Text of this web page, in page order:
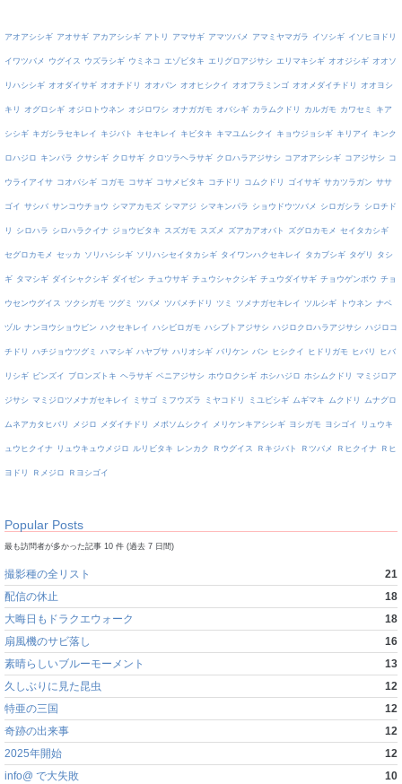
アオアシシギ アオサギ アカアシシギ アトリ アマサギ アマツバメ アマミヤマガラ イソシギ イソヒヨドリ
イワツバメ ウグイス ウズラシギ ウミネコ エゾビタキ エリグロアジサシ エリマキシギ オオジシギ オオソ
リハシシギ オオダイサギ オオチドリ オオバン オオヒシクイ オオフラミンゴ オオメダイチドリ オオヨシ
キリ オグロシギ オジロトウネン オジロワシ オナガガモ オバシギ カラムクドリ カルガモ カワセミ キア
シシギ キガシラセキレイ キジバト キセキレイ キビタキ キマユムシクイ キョウジョシギ キリアイ キンク
ロハジロ キンパラ クサシギ クロサギ クロツラヘラサギ クロハラアジサシ コアオアシシギ コアジサシ コ
ウライアイサ コオバシギ コガモ コサギ コサメビタキ コチドリ コムクドリ ゴイサギ サカツラガン ササ
ゴイ サシバ サンコウチョウ シマアカモズ シマアジ シマキンパラ ショウドウツバメ シロガシラ シロチド
リ シロハラ シロハラクイナ ジョウビタキ スズガモ スズメ ズアカアオバト ズグロカモメ セイタカシギ
セグロカモメ セッカ ソリハシシギ ソリハシセイタカシギ タイワンハクセキレイ タカブシギ タゲリ タシ
ギ タマシギ ダイシャクシギ ダイゼン チュウサギ チュウシャクシギ チュウダイサギ チョウゲンボウ チョ
ウセンウグイス ツクシガモ ツグミ ツバメ ツバメチドリ ツミ ツメナガセキレイ ツルシギ トウネン ナベ
ヅル ナンヨウショウビン ハクセキレイ ハシビロガモ ハシブトアジサシ ハジロクロハラアジサシ ハジロコ
チドリ ハチジョウツグミ ハマシギ ハヤブサ ハリオシギ バリケン バン ヒシクイ ヒドリガモ ヒバリ ヒバ
リシギ ビンズイ ブロンズトキ ヘラサギ ベニアジサシ ホウロクシギ ホシハジロ ホシムクドリ マミジロア
ジサシ マミジロツメナガセキレイ ミサゴ ミフウズラ ミヤコドリ ミユビシギ ムギマキ ムクドリ ムナグロ
ムネアカタヒバリ メジロ メダイチドリ メボソムシクイ メリケンキアシシギ ヨシガモ ヨシゴイ リュウキ
ュウヒクイナ リュウキュウメジロ ルリビタキ レンカク Ｒウグイス Ｒキジバト Ｒツバメ Ｒヒクイナ Ｒヒ
ヨドリ Ｒメジロ Ｒヨシゴイ
Popular Posts
最も訪問者が多かった記事 10 件 (過去 7 日間)
撮影種の全リスト
21
配信の休止
18
大晦日もドラクエウォーク
18
扇風機のサビ落し
16
素晴らしいブルーモーメント
13
久しぶりに見た昆虫
12
特亜の三国
12
奇跡の出来事
12
2025年開始
12
info@ で大失敗
10